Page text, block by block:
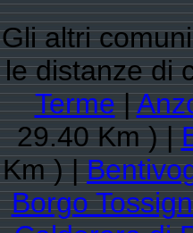
Gli altri
le distanze di
Terme|
29.40 Km ) |
Km ) |
Borgo